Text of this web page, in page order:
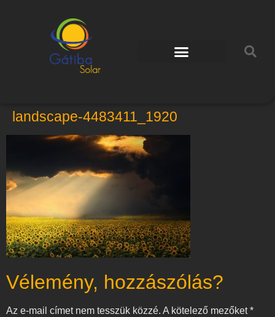
landscape-4483411_1920
Vélemény, hozzászólás?
Az e-mail címet nem tesszük közzé. A kötelező mezőket*